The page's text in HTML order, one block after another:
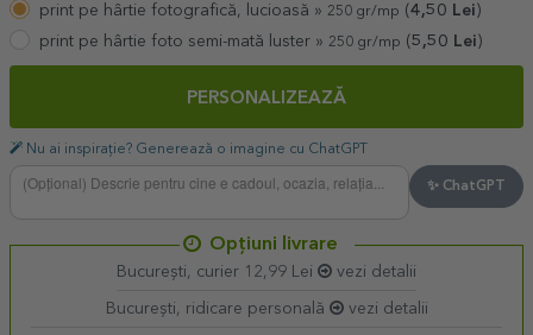
print pe hârtie fotografică, lucioasă » 250 gr/mp (4,50 Lei )
print pe hârtie foto semi-mată luster » 250 gr/mp (5,50 Lei)
PERSONALIZEAZĂ
Nu ai inspirație? Generează o imagine cu ChatGPT
✨ ChatGPT
Opțiuni livrare
București, curier 12,99 Lei vezi detalii
București, ridicare personală vezi detalii